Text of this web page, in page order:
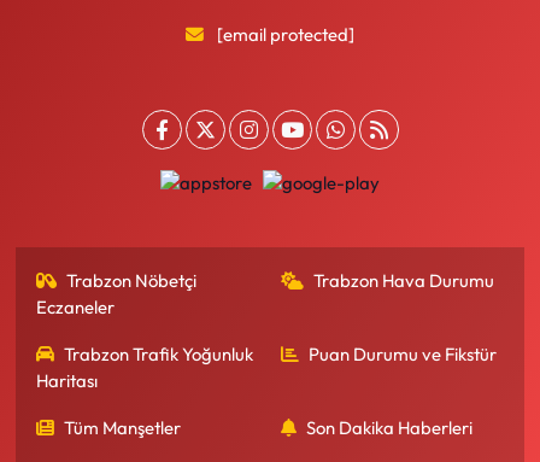
[email protected]
Trabzon Nöbetçi
Eczaneler
Trabzon Hava Durumu
Trabzon Trafik Yoğunluk
Haritası
Puan Durumu ve Fikstür
Tüm Manşetler Son Dakika Haberleri